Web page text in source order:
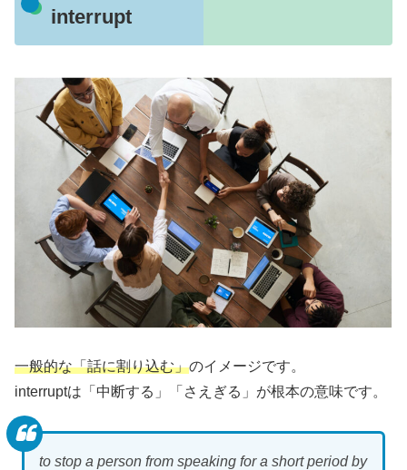
interrupt
一般的な「話に割り込む」のイメージです。
interruptは「中断する」「さえぎる」が根本の意味です。
to stop a person from speaking for a short period by